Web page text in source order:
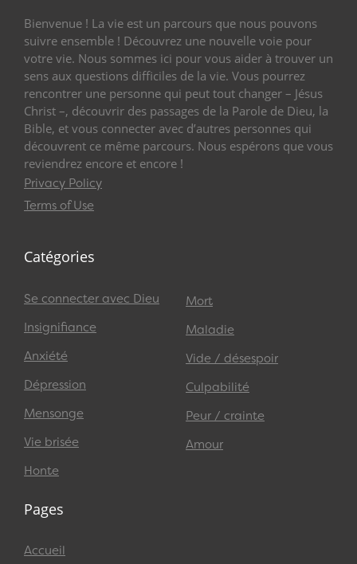
Bienvenue ! La vie est un parcours que nous pouvons
suivre ensemble ! Découvrez une nouvelle voie pour
votre vie. Nous sommes ici pour vous aider à trouver un
sens aux questions difficiles de la vie. Vous pourrez
rencontrer une personne qui peut tout changer – Jésus
Christ –, découvrir des passages de la Parole de Dieu, la
Bible, et vous connecter avec d’autres personnes qui
découvrent ce même parcours. Nous espérons que vous
reviendrez encore et encore !
Privacy Policy
Terms of Use
Catégories
Se connecter avec Dieu
Insignifiance
Anxiété
Dépression
Mensonge
Vie brisée
Honte
Mort
Maladie
Vide / désespoir
Culpabilité
Peur / crainte
Amour
Pages
Accueil